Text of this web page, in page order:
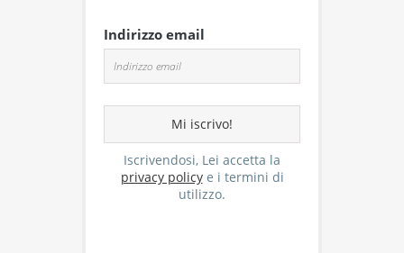
Indirizzo email
Iscrivendosi, Lei accetta la
privacy policye i termini di
utilizzo.